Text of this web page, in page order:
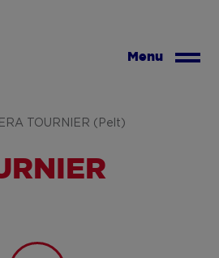
Menu
ERA TOURNIER (Pelt)